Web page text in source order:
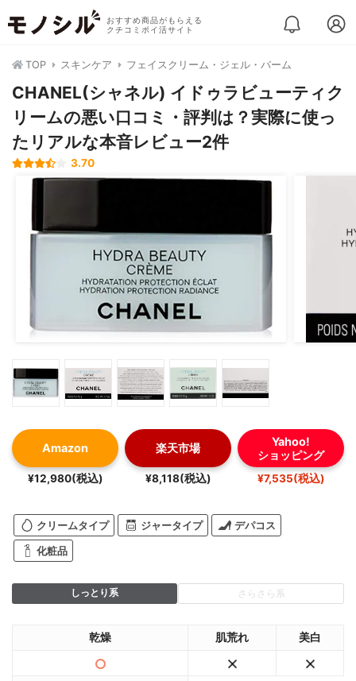
おすすめ商品がもらえる
クチコミポイ活サイト
TOP スキンケア フェイスクリーム・ジェル・バーム
CHANEL(シャネル) イドゥラビューティク
リームの悪い口コミ・評判は？実際に使っ
たリアルな本音レビュー2件
3.70
Amazon
¥12,980(税込)
楽天市場
¥8,118(税込)
Yahoo!
ショッピング
¥7,535(税込)
クリームタイプ ジャータイプ デパコス
化粧品
しっとり系 さらさら系
乾燥 肌荒れ 美白